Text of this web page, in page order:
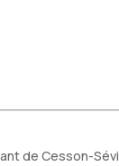
de Cesson-